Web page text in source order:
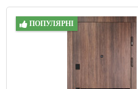
ПОПУЛЯРНІ